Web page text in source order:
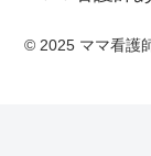
© 2025 ママ看護